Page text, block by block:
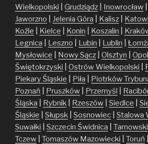
Wielkopolski
Grudziądz Inowrocław
Jaworzno
Jelenia Góra Kalisz
Koźle
Kielce Konin Koszalin
Legnica
Leszno Lubin Lublin
Mysłowice
Nowy Sącz Olsztyn
Świętokrzyski
Ostrów Wielkopolski
Piekary Śląskie
Piła Piotrków
Poznań
Pruszków Przemyśl
Śląska
Rybnik Rzeszów Siedlce
Śląskie
Słupsk Sosnowiec Stalowa
Suwałki
Szczecin Świdnica
Tczew
Tomaszów Mazowiecki Toruń